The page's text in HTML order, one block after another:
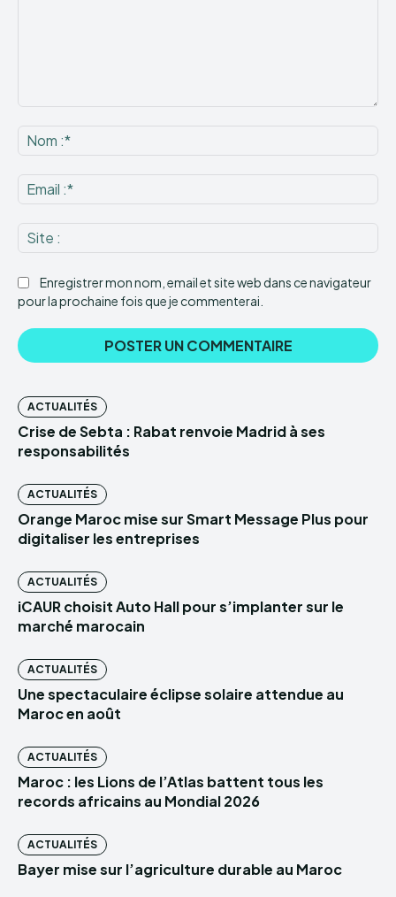
:*
:*
:
Enregistrer mon nom, email et site web dans ce navigateur
pour la prochaine fois que je commenterai.
ACTUALITÉS
Crise de Sebta : Rabat renvoie Madrid à ses
responsabilités
ACTUALITÉS
Orange Maroc mise sur Smart Message Plus pour
digitaliser les entreprises
ACTUALITÉS
iCAUR choisit Auto Hall pour s’implanter sur le
marché marocain
ACTUALITÉS
Une spectaculaire éclipse solaire attendue au
Maroc en août
ACTUALITÉS
Maroc : les Lions de l’Atlas battent tous les
records africains au Mondial 2026
ACTUALITÉS
Bayer mise sur l’agriculture durable au Maroc